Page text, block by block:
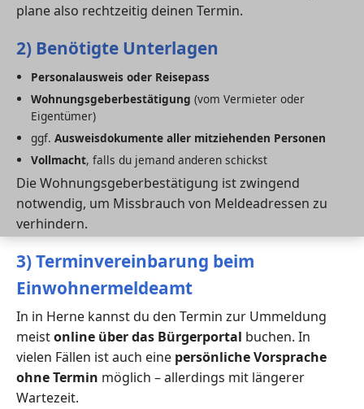
plane also rechtzeitig deinen Termin.
2) Benötigte Unterlagen
Personalausweis oder Reisepass
Wohnungsgeberbestätigung (vom Vermieter oder
Eigentümer)
ggf. Ausweisdokumente aller mitziehenden Personen
Vollmacht, falls du jemand anderen schickst
Die Wohnungsgeberbestätigung ist zwingend
notwendig, um Missbrauch von Meldeadressen zu
verhindern.
3) Terminvereinbarung beim
Einwohnermeldeamt
In in Herne kannst du den Termin zur Ummeldung
meistonline über das Bürgerportal buchen. In
vielen Fällen ist auch eine persönliche Vorsprache
ohne Termin möglich – allerdings mit längerer
Wartezeit.